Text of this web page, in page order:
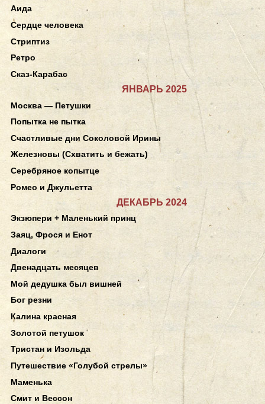
Аида
Сердце человека
Стриптиз
Ретро
Сказ-Карабас
ЯНВАРЬ 2025
Москва — Петушки
Попытка не пытка
Счастливые дни Соколовой Ирины
Железновы (Схватить и бежать)
Серебряное копытце
Ромео и Джульетта
ДЕКАБРЬ 2024
Экзюпери + Маленький принц
Заяц, Фрося и Енот
Диалоги
Двенадцать месяцев
Мой дедушка был вишней
Бог резни
Калина красная
Золотой петушок
Тристан и Изольда
Путешествие «Голубой стрелы»
Маменька
Смит и Вессон